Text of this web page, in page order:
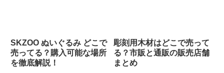
SKZOO ぬいぐるみ どこで
売ってる？購入可能な場所
を徹底解説！
彫刻用木材はどこで売って
る？市販と通販の販売店舗
まとめ